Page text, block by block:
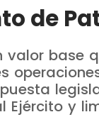
de
valor base
Ejército y